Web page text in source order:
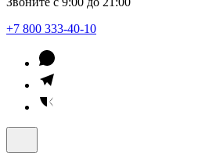
+7 800 333-40-10